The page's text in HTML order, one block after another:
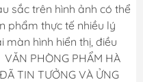
sắc trên hình ảnh có thể
phẩm thực tế nhiều lý
hình hiển thị, điều
PHÒNG PHẨM HÀ
TIN TƯỞNG VÀ ỬNG